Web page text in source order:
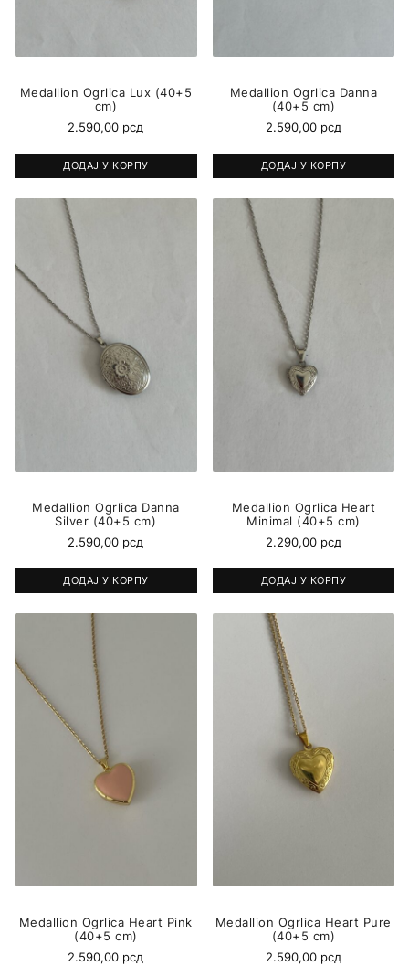
Medallion Ogrlica Lux (40+5
cm)
2.590,00 рсд
ДОДАЈ У КОРПУ
Medallion Ogrlica Danna
(40+5 cm)
2.590,00 рсд
ДОДАЈ У КОРПУ
Medallion Ogrlica Danna
Silver (40+5 cm)
2.590,00 рсд
ДОДАЈ У КОРПУ
Medallion Ogrlica Heart
Minimal (40+5 cm)
2.290,00 рсд
ДОДАЈ У КОРПУ
Medallion Ogrlica Heart Pink
(40+5 cm)
2.590,00 рсд
Medallion Ogrlica Heart Pure
(40+5 cm)
2.590,00 рсд